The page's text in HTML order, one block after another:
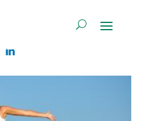
al femminile